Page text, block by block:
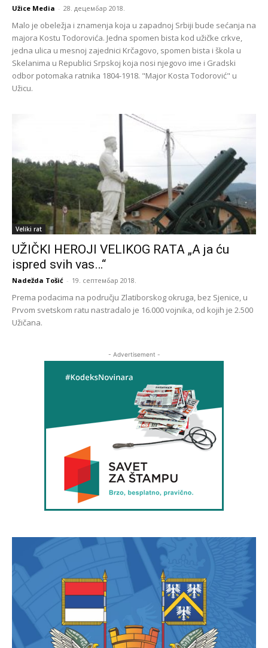
Užice Media - 28. децембар 2018.
Malo je obeležja i znamenja koja u zapadnoj Srbiji bude sećanja na
majora Kostu Todorovića. Jedna spomen bista kod užičke crkve,
jedna ulica u mesnoj zajednici Krčagovo, spomen bista i škola u
Skelanima u Republici Srpskoj koja nosi njegovo ime i Gradski
odbor potomaka ratnika 1804-1918. "Major Kosta Todorović" u
Užicu.
Veliki rat
UŽIČKI HEROJI VELIKOG RATA „A ja ću
ispred svih vas…“
Nadežda Tošić - 19. септембар 2018.
Prema podacima na području Zlatiborskog okruga, bez Sjenice, u
Prvom svetskom ratu nastradalo je 16.000 vojnika, od kojih je 2.500
Užičana.
- Advertisement -